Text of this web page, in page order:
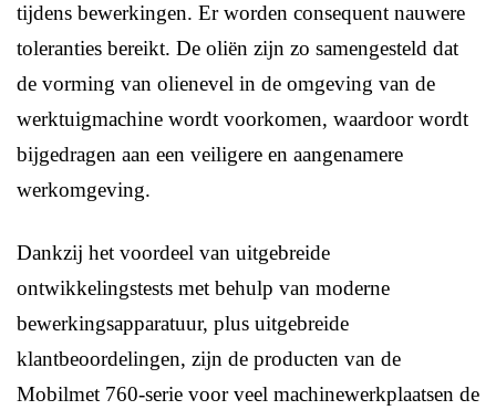
tijdens bewerkingen. Er worden consequent nauwere
toleranties bereikt. De oliën zijn zo samengesteld dat
de vorming van olienevel in de omgeving van de
werktuigmachine wordt voorkomen, waardoor wordt
bijgedragen aan een veiligere en aangenamere
werkomgeving.
Dankzij het voordeel van uitgebreide
ontwikkelingstests met behulp van moderne
bewerkingsapparatuur, plus uitgebreide
klantbeoordelingen, zijn de producten van de
Mobilmet 760-serie voor veel machinewerkplaatsen de